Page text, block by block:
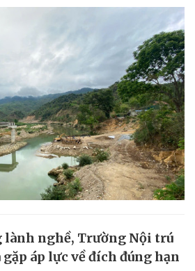
lành nghề, Trường Nội trú
áp lực về đích đúng hạn